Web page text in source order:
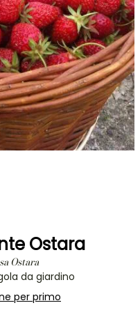
Ostara
Ostara
da giardino
per primo